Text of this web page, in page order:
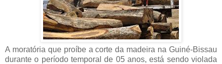
A moratória que proíbe a corte da madeira na Guiné-Bissau
durante o período temporal de 05 anos, está sendo violada